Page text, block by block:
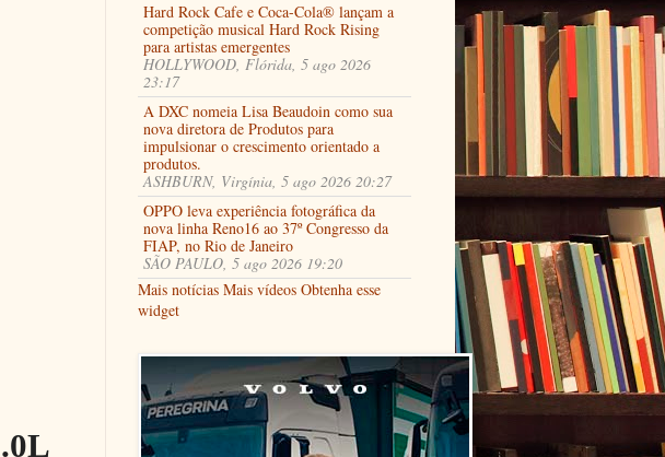
Hard Rock Cafe e Coca-Cola® lançam a
competição musical Hard Rock Rising
para artistas emergentes
HOLLYWOOD, Flórida, 5 ago 2026
23:17
A DXC nomeia Lisa Beaudoin como sua
nova diretora de Produtos para
impulsionar o crescimento orientado a
produtos.
ASHBURN, Virgínia, 5 ago 2026 20:27
OPPO leva experiência fotográfica da
nova linha Reno16 ao 37º Congresso da
FIAP, no Rio de Janeiro
SÃO PAULO, 5 ago 2026 19:20
Mais notícias Mais vídeos Obtenha esse
widget